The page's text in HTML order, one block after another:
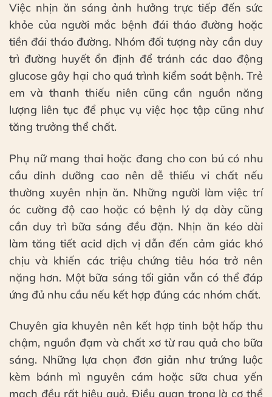
Việc nhịn ăn sáng ảnh hưởng trực tiếp đến sức
khỏe của người mắc bệnh đái tháo đường hoặc
tiền đái tháo đường. Nhóm đối tượng này cần duy
trì đường huyết ổn định để tránh các dao động
glucose gây hại cho quá trình kiểm soát bệnh. Trẻ
em và thanh thiếu niên cũng cần nguồn năng
lượng liên tục để phục vụ việc học tập cũng như
tăng trưởng thể chất.
Phụ nữ mang thai hoặc đang cho con bú có nhu
cầu dinh dưỡng cao nên dễ thiếu vi chất nếu
thường xuyên nhịn ăn. Những người làm việc trí
óc cường độ cao hoặc có bệnh lý dạ dày cũng
cần duy trì bữa sáng đều đặn. Nhịn ăn kéo dài
làm tăng tiết acid dịch vị dẫn đến cảm giác khó
chịu và khiến các triệu chứng tiêu hóa trở nên
nặng hơn. Một bữa sáng tối giản vẫn có thể đáp
ứng đủ nhu cầu nếu kết hợp đúng các nhóm chất.
Chuyên gia khuyên nên kết hợp tinh bột hấp thu
chậm, nguồn đạm và chất xơ từ rau quả cho bữa
sáng. Những lựa chọn đơn giản như trứng luộc
kèm bánh mì nguyên cám hoặc sữa chua yến
mạch đều rất hiệu quả. Điều quan trọng là cơ thể